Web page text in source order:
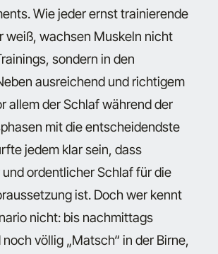
Wie jeder ernst trainierende
weiß, wachsen Muskeln nicht
sondern in den
ausreichend und richtigem
allem der Schlaf während der
mit die entscheidendste
jedem klar sein, dass
ordentlicher Schlaf für die
ist. Doch wer kennt
nicht: bis nachmittags
völlig „Matsch“ in der Birne,